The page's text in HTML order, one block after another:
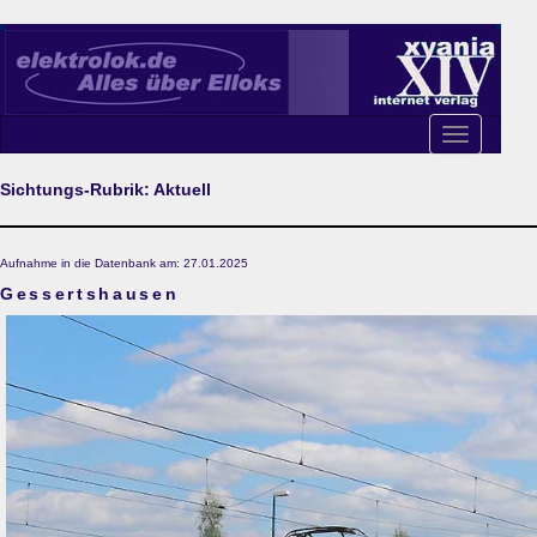
Toggle
navigation
Sichtungs-Rubrik: Aktuell
Aufnahme in die Datenbank am: 27.01.2025
Gessertshausen